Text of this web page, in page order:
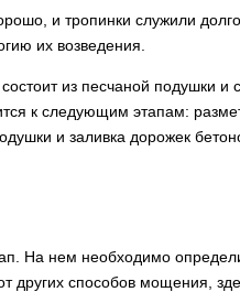
и тропинки служили
их возведения.
из песчаной подушки
к следующим этапам:
и заливка дорожек
На нем необходимо
других способов мощения,